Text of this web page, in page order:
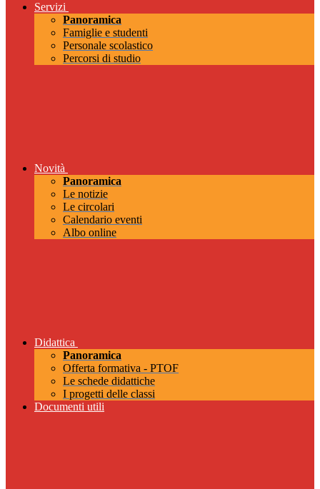
Servizi
Panoramica
Famiglie e studenti
Personale scolastico
Percorsi di studio
Novità
Panoramica
Le notizie
Le circolari
Calendario eventi
Albo online
Didattica
Panoramica
Offerta formativa - PTOF
Le schede didattiche
I progetti delle classi
Documenti utili